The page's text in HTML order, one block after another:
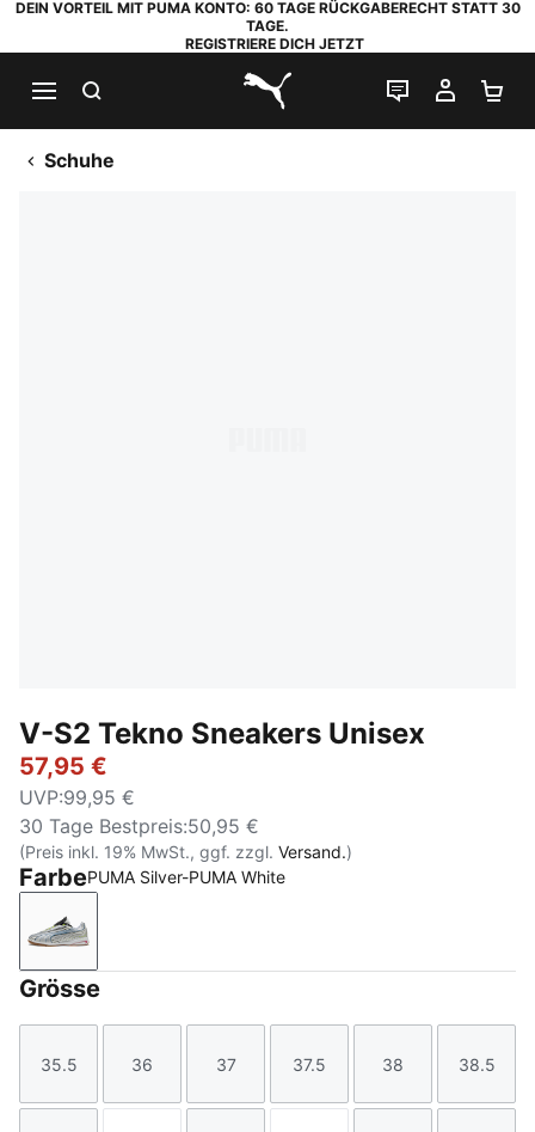
DEIN VORTEIL MIT PUMA KONTO: 60 TAGE RÜCKGABERECHT STATT 30
TAGE.
REGISTRIERE DICH JETZT
PUMA.com
LIVE-CHAT
MEIN
Schuhe
V-S2 Tekno Sneakers Unisex
57,95 €
UVP:99,95 €
30 Tage Bestpreis:50,95 €
(Preis inkl. 19% MwSt., ggf. zzgl. Versand.)
FarbePUMA Silver-PUMA White
PUMA Silver-PUMA White
Grösse
Größe
35.5
Größe
36
Größe
37
Größe
37.5
Größe
38
Größe
38.5